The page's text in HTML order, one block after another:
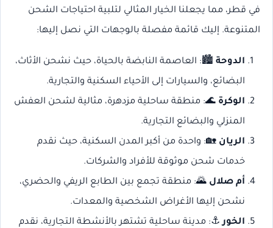
في قطر، مما يجعلنا الخيار المثالي لتلبية احتياجات الشحن
المتنوعة. إليك قائمة مفصلة بالوجهات التي نصل إليها:
الدوحة🏙️: العاصمة النابضة بالحياة، حيث نشحن الأثاث،
البضائع، والسيارات إلى الأحياء السكنية والتجارية.
الوكرة 🌊: منطقة ساحلية مزدهرة، مثالية لشحن العفش
المنزلي والبضائع التجارية.
الريان 🏡: واحدة من أكبر المدن السكنية، حيث نقدم
خدمات شحن موثوقة للأفراد والشركات.
أم صلال 🌄: منطقة تجمع بين الطابع الريفي والحضري،
نشحن إليها الأغراض الشخصية والمعدات.
الخور⚓: مدينة ساحلية تشتهر بالأنشطة التجارية، نقدم